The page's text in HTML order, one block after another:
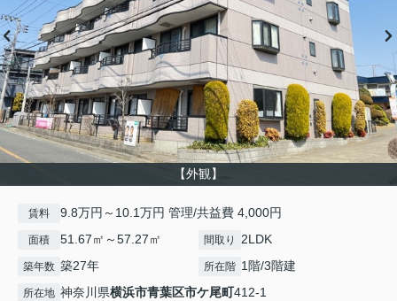
【外観】
賃料 9.8万円～10.1万円 管理/共益費 4,000円
面積 51.67㎡～57.27㎡ 間取り 2LDK
築年数 築27年 所在階 1階/3階建
所在地 神奈川県横浜市青葉区市ケ尾町412-1